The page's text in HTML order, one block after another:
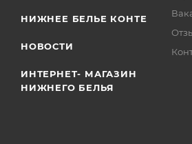
НИЖНЕЕ БЕЛЬЕ КОНТЕ
НОВОСТИ
ИНТЕРНЕТ- МАГАЗИН
НИЖНЕГО БЕЛЬЯ